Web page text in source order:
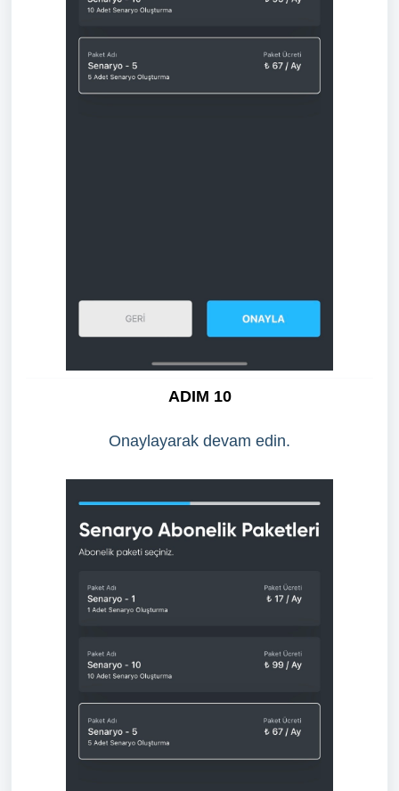
ADIM 10
Onaylayarak devam edin.